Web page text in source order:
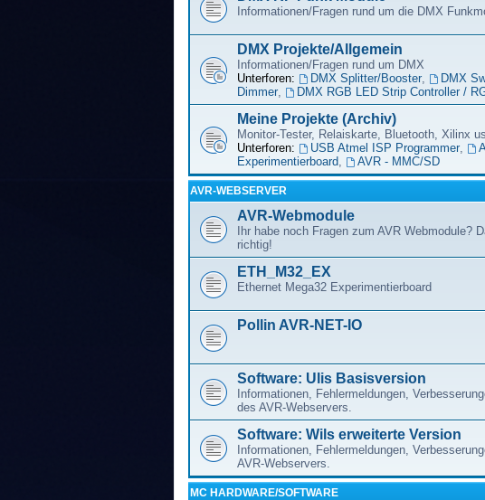
Informationen/Fragen rund um die DMX
DMX Projekte/Allgemein
Informationen/Fragen rund um DMX
Unterforen:
DMX Splitter/Booster, DMX
Dimmer, DMX RGB LED Strip Controller /
Meine Projekte (Archiv)
Monitor-Tester, Relaiskarte, Bluetooth, Xilinx
Unterforen:
USB Atmel ISP Programmer,
Experimentierboard
AVR - MMC/SD
AVR-WEBSERVER
AVR-Webmodule
Ihr habe noch Fragen zum AVR Webmodule?
richtig!
ETH_M32_EX
Ethernet Mega32 Experimentierboard
Pollin AVR-NET-IO
Software: Ulis Basisversion
Informationen, Fehlermeldungen,
des AVR-Webservers.
Software: Wils erweiterte Version
Informationen, Fehlermeldungen,
AVR-Webservers.
ΜC HARDWARE/SOFTWARE